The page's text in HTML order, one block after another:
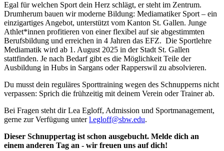
Egal für welchen Sport dein Herz schlägt, er steht im Zentrum.
Drumherum bauen wir moderne Bildung: Mediamatiker Sport – ein
einzigartiges Angebot, unterstützt vom Kanton St. Gallen. Junge
Athlet*innen profitieren von einer flexibel auf sie abgestimmten
Berufsbildung und erreichen in 4 Jahren das EFZ. Die Sportlehre
Mediamatik wird ab 1. August 2025 in der Stadt St. Gallen
stattfinden. Je nach Bedarf gibt es die Möglichkeit Teile der
Ausbildung in Hubs in Sargans oder Rapperswil zu absolvieren.
Du musst dein reguläres Sporttraining wegen des Schnupperns nicht
verpassen: Sprich die frühzeitig mit deinem Verein oder Trainer ab.
Bei Fragen steht dir Lea Egloff, Admission und Sportmanagement,
gerne zur Verfügung unterl.egloff@sbw.edu.
Dieser Schnuppertag ist schon ausgebucht. Melde dich an
einem anderen Tag an - wir freuen uns auf dich!